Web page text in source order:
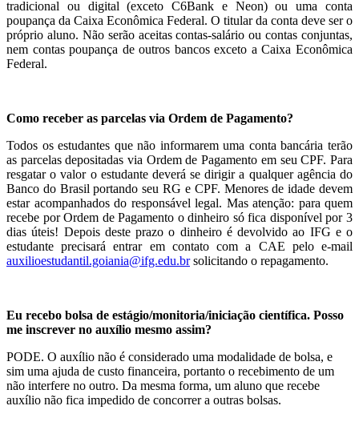
tradicional ou digital (exceto C6Bank e Neon) ou uma conta
poupança da Caixa Econômica Federal. O titular da conta deve ser o
próprio aluno. Não serão aceitas contas-salário ou contas conjuntas,
nem contas poupança de outros bancos exceto a Caixa Econômica
Federal.
Como receber as parcelas via Ordem de Pagamento?
Todos os estudantes que não informarem uma conta bancária terão
as parcelas depositadas via Ordem de Pagamento em seu CPF. Para
resgatar o valor o estudante deverá se dirigir a qualquer agência do
Banco do Brasil portando seu RG e CPF. Menores de idade devem
estar acompanhados do responsável legal. Mas atenção: para quem
recebe por Ordem de Pagamento o dinheiro só fica disponível por 3
dias úteis! Depois deste prazo o dinheiro é devolvido ao IFG e o
estudante precisará entrar em contato com a CAE pelo e-mail
auxilioestudantil.goiania@ifg.edu.brsolicitando o repagamento.
Eu recebo bolsa de estágio/monitoria/iniciação científica. Posso
me inscrever no auxílio mesmo assim?
PODE. O auxílio não é considerado uma modalidade de bolsa, e
sim uma ajuda de custo financeira, portanto o recebimento de um
não interfere no outro. Da mesma forma, um aluno que recebe
auxílio não fica impedido de concorrer a outras bolsas.